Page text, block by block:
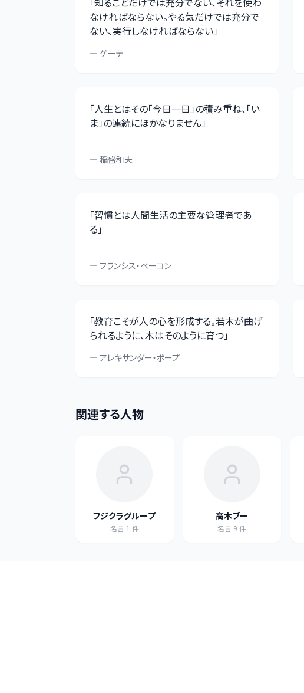
なければならない。やる気だけでは充分で
ない、実行しなければならない」
— ゲーテ
「人生とはその「今日一日」の積み重ね、「い
ま」の連続にほかなりません」
— 稲盛和夫
「習慣とは人間生活の主要な管理者であ
る」
— フランシス・ベーコン
「教育こそが人の心を形成する。若木が曲げ
られるように、木はそのように育つ」
— アレキサンダー・ポープ
関連する人物
フジクラグループ
名言 1 件
高木ブー
名言 9 件